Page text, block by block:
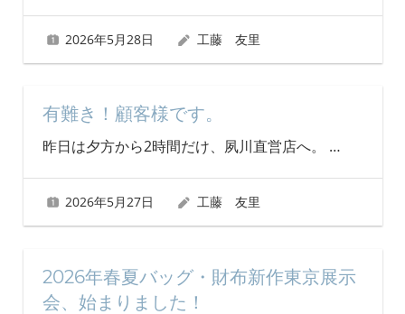
2026年5月28日 工藤 友里
有難き！顧客様です。
昨日は夕方から2時間だけ、夙川直営店へ。 …
2026年5月27日 工藤 友里
2026年春夏バッグ・財布新作東京展示
会、始まりました！